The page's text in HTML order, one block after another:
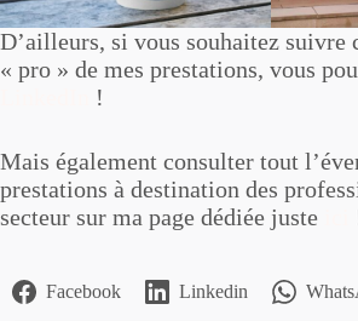
D’ailleurs, si vous souhaitez suivre
« pro » de mes prestations, vous
!
Mais également consulter tout
prestations à destination des
secteur sur ma page dédiée juste
Facebook Linkedin